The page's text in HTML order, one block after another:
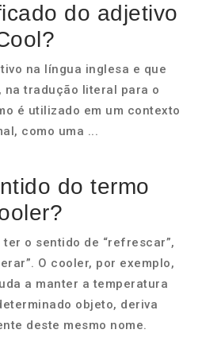
do adjetivo
na língua inglesa e que
na tradução literal para o
é utilizado em um contexto
como uma ...
do termo
ter o sentido de “refrescar”,
O cooler, por exemplo,
a manter a temperatura
objeto, deriva
deste mesmo nome.